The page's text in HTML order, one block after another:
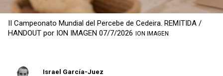
II Campeonato Mundial del Percebe de Cedeira. REMITIDA /
HANDOUT por ION IMAGEN 07/7/2026 ION IMAGEN
Israel García-Juez